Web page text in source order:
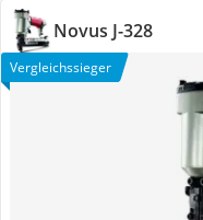
Novus J-328
Vergleichssieger